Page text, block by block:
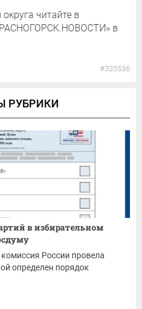
читайте в
в
#335536
РУБРИКИ
в избирательном
России провела
определен порядок